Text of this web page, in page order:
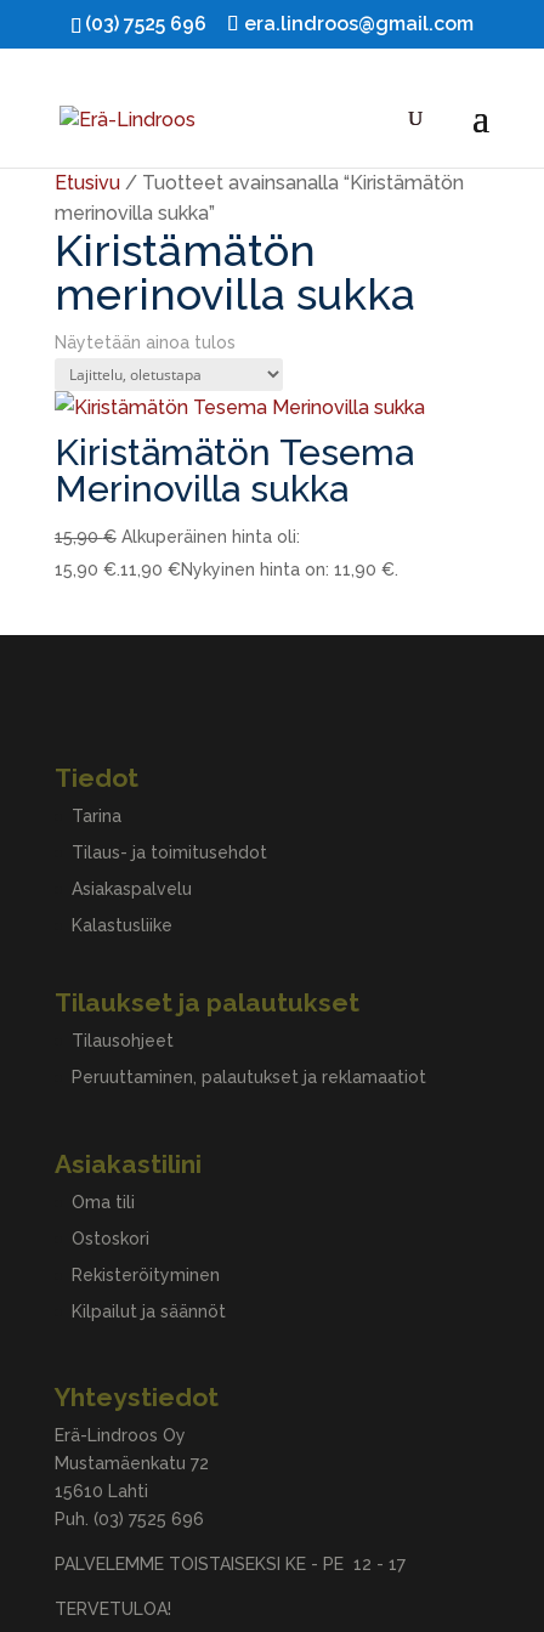
(03) 7525 696 era.lindroos@gmail.com
Etusivu/ Tuotteet avainsanalla “Kiristämätön
merinovilla sukka”
Kiristämätön
merinovilla sukka
Näytetään ainoa tulos
Kiristämätön Tesema
Merinovilla sukka
15,90€ Alkuperäinen hinta oli:
15,90 €. 11,90 €Nykyinen hinta on: 11,90 €.
Tiedot
Tarina
Tilaus- ja toimitusehdot
Asiakaspalvelu
Kalastusliike
Tilaukset ja palautukset
Tilausohjeet
Peruuttaminen, palautukset ja reklamaatiot
Asiakastilini
Oma tili
Ostoskori
Rekisteröityminen
Kilpailut ja säännöt
Yhteystiedot
Erä-Lindroos Oy
Mustamäenkatu 72
15610 Lahti
Puh. (03) 7525 696
PALVELEMME TOISTAISEKSI KE - PE 12 - 17
TERVETULOA!